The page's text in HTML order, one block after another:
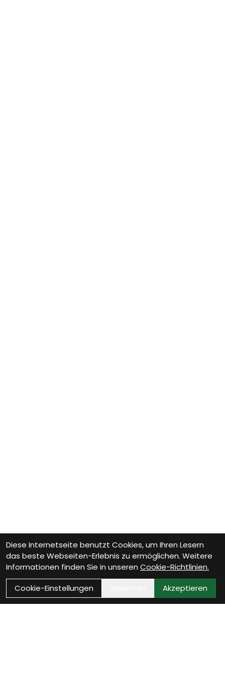
Diese Internetseite benutzt Cookies, um Ihren Lesern
das beste Webseiten-Erlebnis zu ermöglichen. Weitere
Informationen finden Sie in unseren Cookie-Richtlinien.
Cookie-Einstellungen
Akzeptieren